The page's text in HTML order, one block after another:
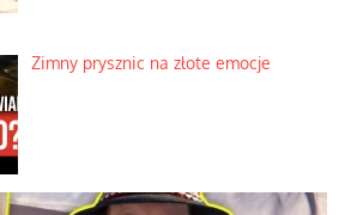
Zimny prysznic na złote emocje